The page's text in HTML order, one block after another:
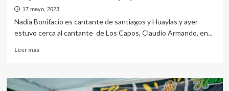
17 mayo, 2023
Nadia Bonifacio es cantante de santiagos y Huaylas y ayer
estuvo cerca al cantante de Los Capos, Claudio Armando, en...
Leer másLeer
«Si
yarita